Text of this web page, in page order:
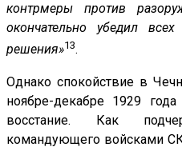
контрмеры против
окончательно убедил
решения»13.
Однако спокойствие в
ноябре-декабре 1929
восстание. Как
командующего войсками